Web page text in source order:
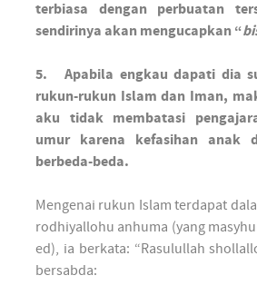
terbiasa dengan perbuatan
sendirinya akan mengucapkan “
5. Apabila engkau dapati dia
rukun-rukun Islam dan Iman,
aku tidak membatasi
umur karena kefasihan anak
berbeda-beda.
Mengenai rukun Islam terdapat
rodhiyallohu anhuma (yang
ed), ia berkata: “Rasulullah
bersabda: